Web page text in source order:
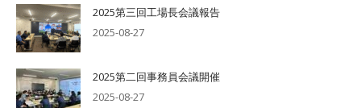
2025第三回工場長会議報告
2025-08-27
2025第二回事務員会議開催
2025-08-27